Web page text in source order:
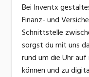
Verkauf,
Aussendienst
Bei Inventx
Finanz- und
Schnittstelle
sorgst du mit uns
rund um die Uhr
können und zu